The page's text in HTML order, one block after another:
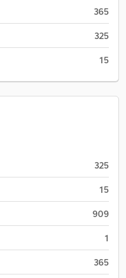
365
325
15
325
15
909
1
365